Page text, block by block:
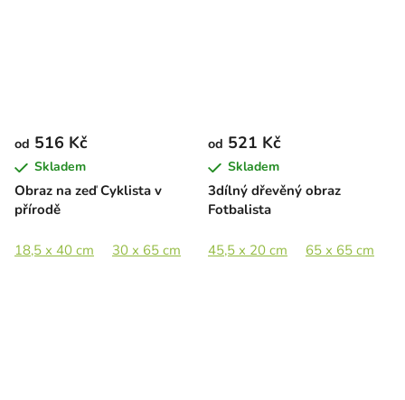
Obraz na zeď Cyklista v
přírodě
od 516 Kč
Skladem
18,5 x 40 cm 30 x 65 cm 41 x 89 cm 61,5 x 133 cm
3dílný dřevěný obraz
Fotbalista
od 521 Kč
Skladem
45,5 x 20 cm 65 x 65 cm